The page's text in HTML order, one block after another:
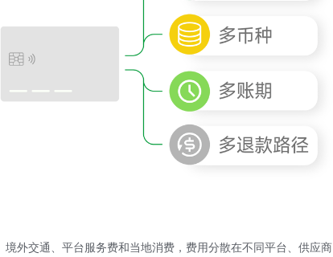
外交通、平台服务费和当地消费，费用分散在不同平台、供应商